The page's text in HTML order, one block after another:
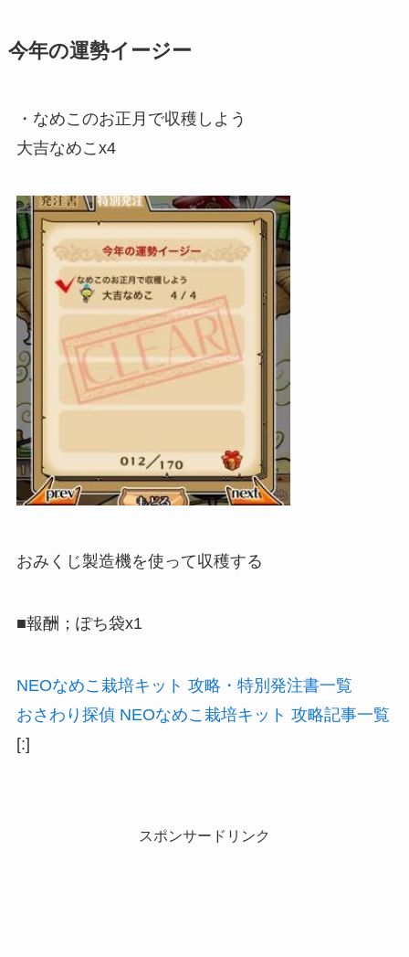
今年の運勢イージー
・なめこのお正月で収穫しよう
大吉なめこx4
おみくじ製造機を使って収穫する
■報酬；ぽち袋x1
NEOなめこ栽培キット 攻略・特別発注書一覧
おさわり探偵 NEOなめこ栽培キット 攻略記事一覧
[:]
スポンサードリンク